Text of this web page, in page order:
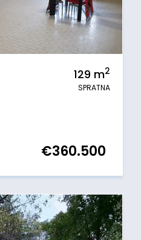
129 m2
SPRATNA
€360.500